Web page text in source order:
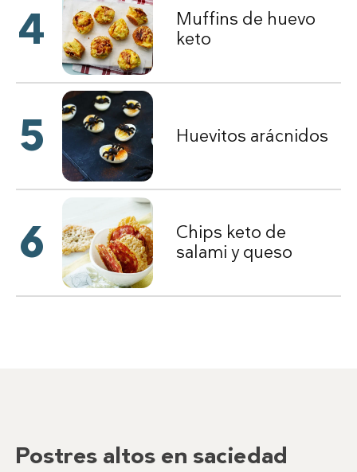
4
Muffins de huevo
keto
5 Huevitos arácnidos
6
Chips keto de
salami y queso
Postres altos en saciedad